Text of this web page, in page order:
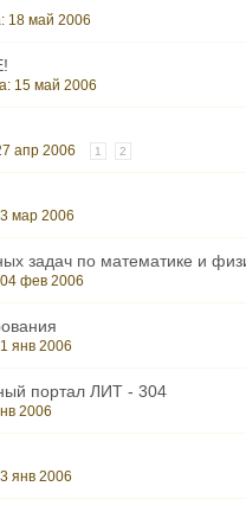
18 май 2006
15 май 2006
апр 2006 1 2
мар 2006
задач по математике и
04 фев 2006
янв 2006
портал ЛИТ - 304
2006
янв 2006